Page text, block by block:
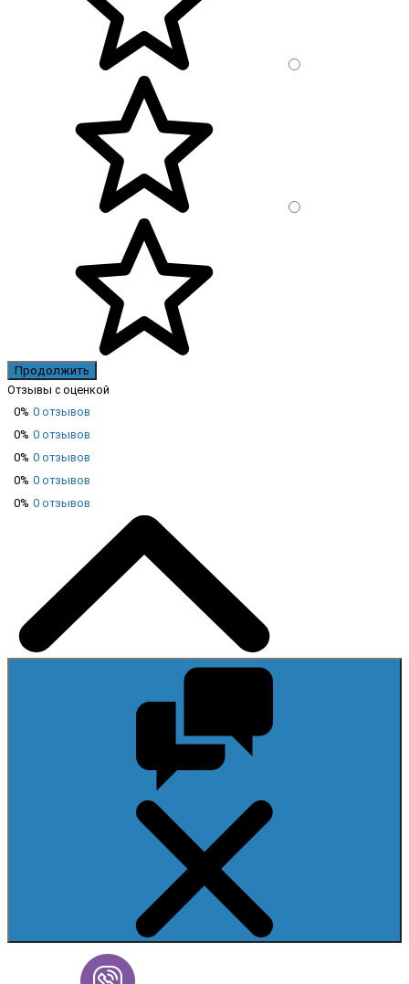
Продолжить
Отзывы с оценкой
0% 0 отзывов
0% 0 отзывов
0% 0 отзывов
0% 0 отзывов
0% 0 отзывов